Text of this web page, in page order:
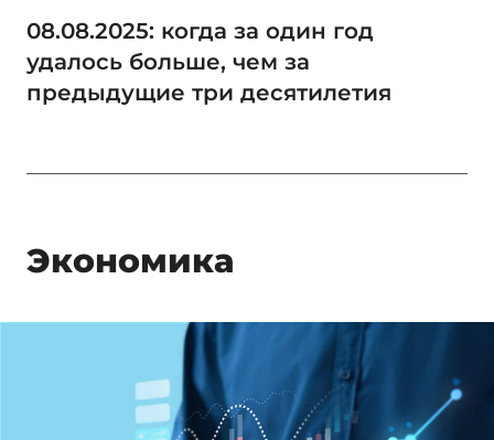
08.08.2025: когда за один год
удалось больше, чем за
предыдущие три десятилетия
Экономика